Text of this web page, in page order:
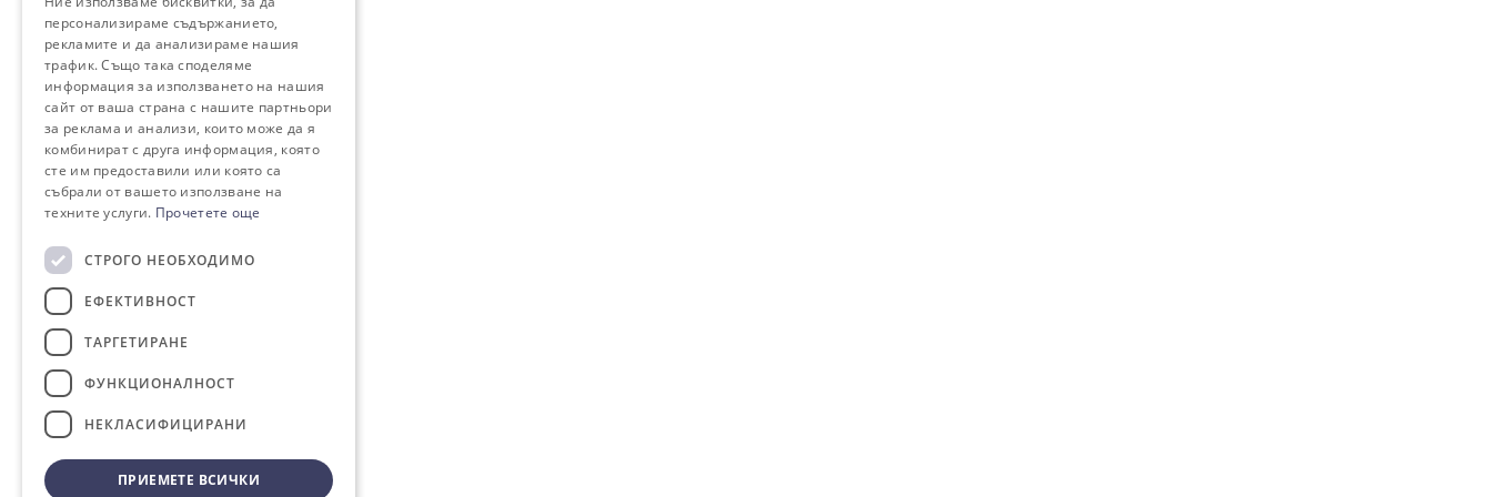
персонализираме съдържанието,
рекламите и да анализираме нашия
трафик. Също така споделяме
информация за използването на нашия
сайт от ваша страна с нашите партньори
за реклама и анализи, които може да я
комбинират с друга информация, която
сте им предоставили или която са
събрали от вашето използване на
техните услуги. Прочетете още
СТРОГО НЕОБХОДИМО
ЕФЕКТИВНОСТ
ТАРГЕТИРАНЕ
ФУНКЦИОНАЛНОСТ
НЕКЛАСИФИЦИРАНИ
ПРИЕМЕТЕ ВСИЧКИ